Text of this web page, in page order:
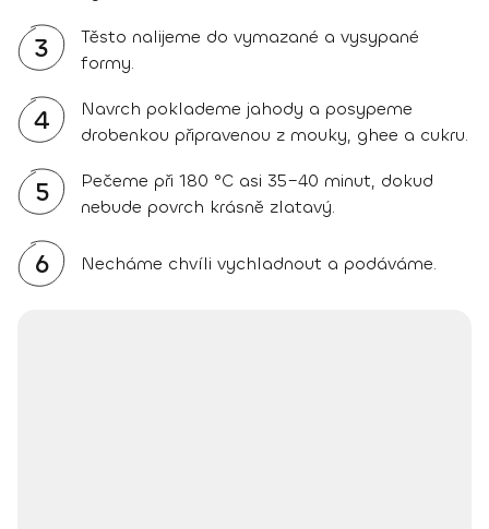
3
Těsto nalijeme do vymazané a vysypané
formy.
4
Navrch poklademe jahody a posypeme
drobenkou připravenou z mouky, ghee a cukru.
5
Pečeme při 180 °C asi 35–40 minut, dokud
nebude povrch krásně zlatavý.
6 Necháme chvíli vychladnout a podáváme.